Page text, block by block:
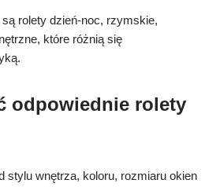
rolety dzień-noc, rzymskie,
które różnią się
odpowiednie rolety
stylu wnętrza, koloru, rozmiaru okien